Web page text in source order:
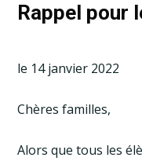
Rappel pour
​​le 14 janvier 2022
Chères familles,
Alors que tous les